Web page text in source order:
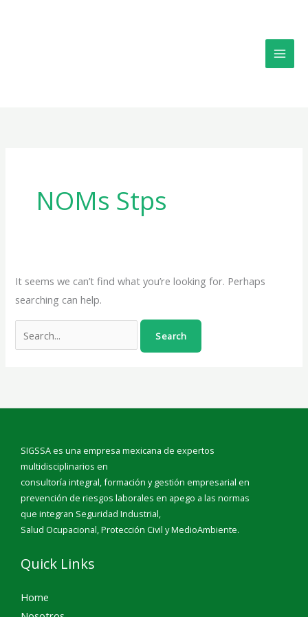
NOMs Stps
It seems we can’t find what you’re looking for. Perhaps
searching can help.
SIGSSA es una empresa mexicana de expertos
multidisciplinarios en
consultoría integral, formación y gestión empresarial en
prevención de riesgos laborales en apego a las normas
que integran Seguridad Industrial,
Salud Ocupacional, Protección Civil y MedioAmbiente.
Quick Links
Home